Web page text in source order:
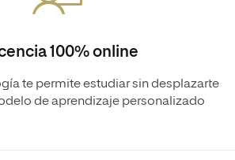
100% online
te permite estudiar sin desplazarte
de aprendizaje personalizado